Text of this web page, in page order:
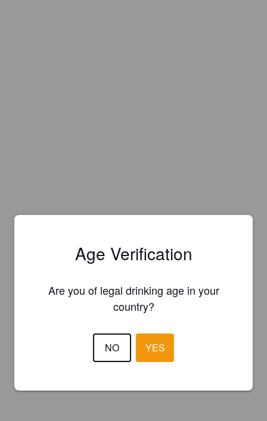
Age Verification
Are you of legal drinking age in your
country?
NO YES